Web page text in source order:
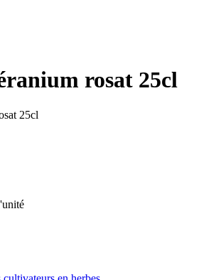
rosat 25cl